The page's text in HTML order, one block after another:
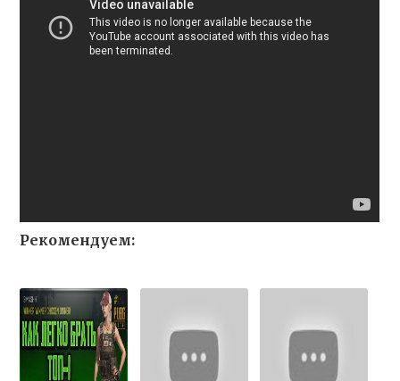
Рекомендуем: